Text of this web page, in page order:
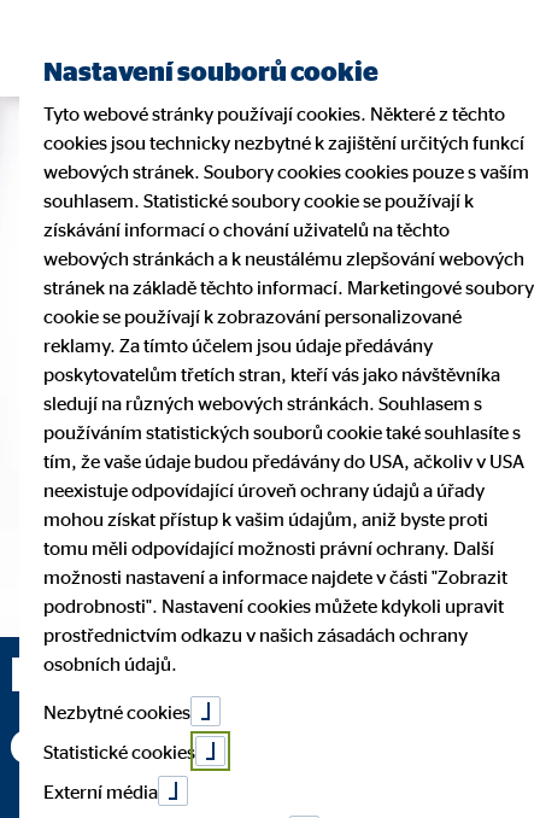
Ing. Michal Grygar —
Opava
Nastavení souborů cookie
Tyto webové stránky používají cookies. Některé z těchto
cookies jsou technicky nezbytné k zajištění určitých funkcí
webových stránek. Soubory cookies cookies pouze s vaším
souhlasem. Statistické soubory cookie se používají k
získávání informací o chování uživatelů na těchto
webových stránkách a k neustálému zlepšování webových
stránek na základě těchto informací. Marketingové soubory
cookie se používají k zobrazování personalizované
reklamy. Za tímto účelem jsou údaje předávány
poskytovatelům třetích stran, kteří vás jako návštěvníka
sledují na různých webových stránkách. Souhlasem s
používáním statistických souborů cookie také souhlasíte s
tím, že vaše údaje budou předávány do USA, ačkoliv v USA
neexistuje odpovídající úroveň ochrany údajů a úřady
mohou získat přístup k vašim údajům, aniž byste proti
tomu měli odpovídající možnosti právní ochrany. Další
možnosti nastavení a informace najdete v části "Zobrazit
podrobnosti". Nastavení cookies můžete kdykoli upravit
prostřednictvím odkazu v našich zásadách ochrany
osobních údajů.
Nezbytné cookies
Statistické cookies
Externí média